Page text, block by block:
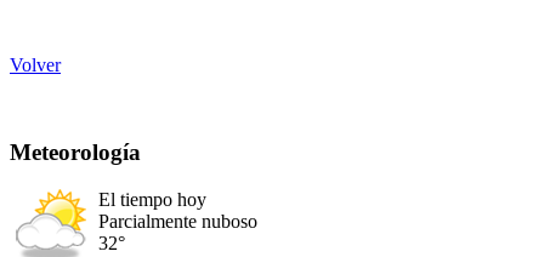
Volver
Meteorología
El tiempo hoy
Parcialmente nuboso
32°